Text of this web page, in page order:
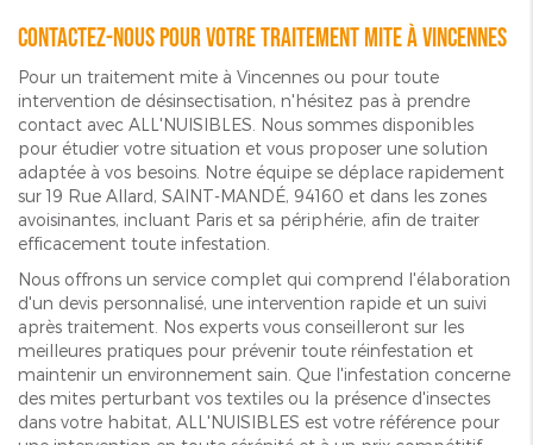
Contactez-nous pour votre traitement mite à Vincennes
Pour un traitement mite à Vincennes ou pour toute
intervention de désinsectisation, n'hésitez pas à prendre
contact avec ALL'NUISIBLES. Nous sommes disponibles
pour étudier votre situation et vous proposer une solution
adaptée à vos besoins. Notre équipe se déplace rapidement
sur 19 Rue Allard, SAINT-MANDÉ, 94160 et dans les zones
avoisinantes, incluant Paris et sa périphérie, afin de traiter
efficacement toute infestation.
Nous offrons un service complet qui comprend l'élaboration
d'un devis personnalisé, une intervention rapide et un suivi
après traitement. Nos experts vous conseilleront sur les
meilleures pratiques pour prévenir toute réinfestation et
maintenir un environnement sain. Que l'infestation concerne
des mites perturbant vos textiles ou la présence d'insectes
dans votre habitat, ALL'NUISIBLES est votre référence pour